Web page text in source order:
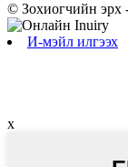
© Зохиогчийн эрх
И-мэйл илгээх
x